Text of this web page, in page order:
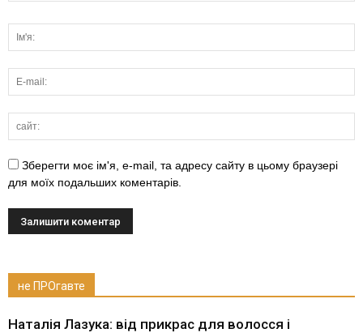
Зберегти моє ім'я, e-mail, та адресу сайту в цьому браузері
для моїх подальших коментарів.
не ПРОгавте
Наталія Лазука: від прикрас для волосся і